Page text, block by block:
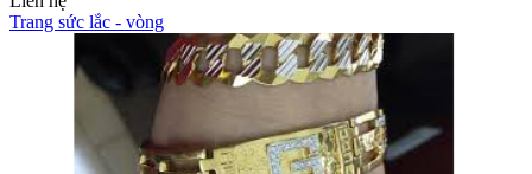
Trang sức lắc - vòng